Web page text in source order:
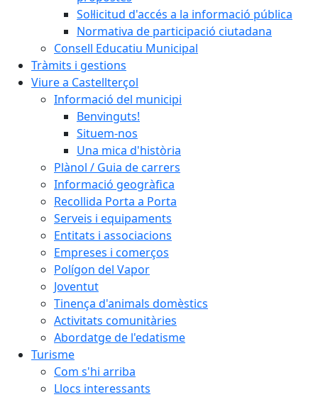
Sol·licitud d'accés a la informació pública
Normativa de participació ciutadana
Consell Educatiu Municipal
Tràmits i gestions
Viure a Castellterçol
Informació del municipi
Benvinguts!
Situem-nos
Una mica d'història
Plànol / Guia de carrers
Informació geogràfica
Recollida Porta a Porta
Serveis i equipaments
Entitats i associacions
Empreses i comerços
Polígon del Vapor
Joventut
Tinença d'animals domèstics
Activitats comunitàries
Abordatge de l'edatisme
Turisme
Com s'hi arriba
Llocs interessants